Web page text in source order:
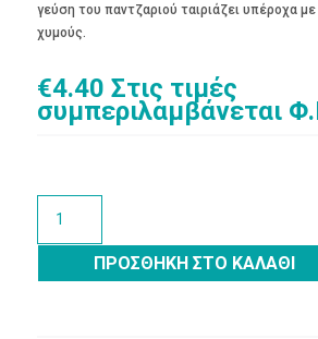
γεύση του παντζαριού ταιριάζει υπέροχα
χυμούς.
€4.40 Στις τιμές
συμπεριλαμβάνεται
Παντζάρι
σε
ΠΡΟΣΘΉΚΗ ΣΤΟ ΚΑΛΆΘΙ